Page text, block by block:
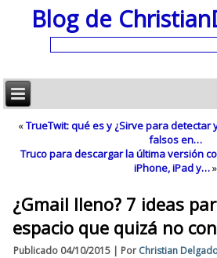
Blog de
«TrueTwit: qué es y ¿Sirve para
falsos en…
Truco para descargar la última versión
iPhone, iPad y…»
¿Gmail lleno? 7 ideas
espacio que quizá no
Publicado 04/10/2015 | Por Christian